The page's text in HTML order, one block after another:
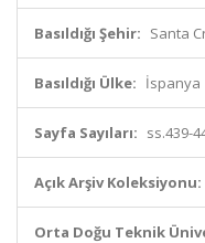
Basıldığı Şehir: Santa
Basıldığı Ülke: İspanya
Sayfa Sayıları: ss.439-
Açık Arşiv Koleksiyonu:
Orta Doğu Teknik